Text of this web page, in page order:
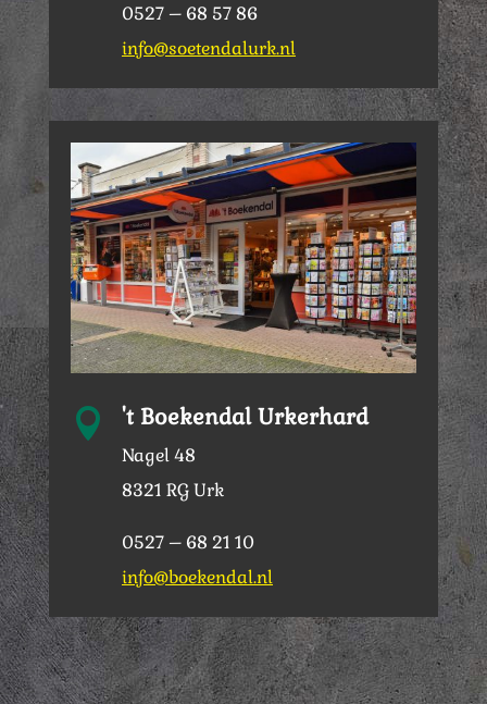
0527 – 68 57 86
info@soetendalurk.nl
 't Boekendal Urkerhard
Nagel 48
8321 RG Urk
0527 – 68 21 10
info@boekendal.nl